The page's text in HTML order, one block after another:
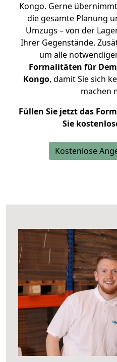
Kongo. Gerne
die gesamte Planung
Umzugs – von der
Ihrer Gegenstände.
um alle
Formalitäten für
Kongo, damit Sie sich
machen
Füllen Sie jetzt das
Sie
Kostenlose